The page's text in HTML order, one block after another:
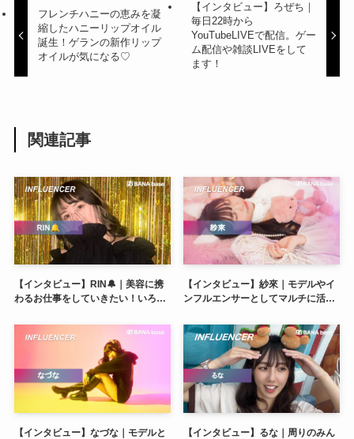
フレンチハニーの恵みを凝
縮したハニーリップオイル
誕生！ゲランの新作リップ
オイルが気になる♡
【インタビュー】ろぜち｜
毎日22時から
YouTubeLIVEで配信。ゲー
ム配信や雑談LIVEをして
ます！
関連記事
【インタビュー】RIN🔔｜美容に携
わるお仕事をしていきたい！いろん
きたいです♬
【インタビュー】紗來｜モデルやイ
ンフルエンサーとしてマルチに活
い♡
【インタビュー】なづな｜モデルと
【インタビュー】るな｜周りのみん